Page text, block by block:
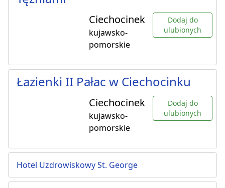
Ciechocinek
kujawsko-
pomorskie
Dodaj do
ulubionych
Łazienki II Pałac w Ciechocinku
Ciechocinek
kujawsko-
pomorskie
Dodaj do
ulubionych
Hotel Uzdrowiskowy St. George